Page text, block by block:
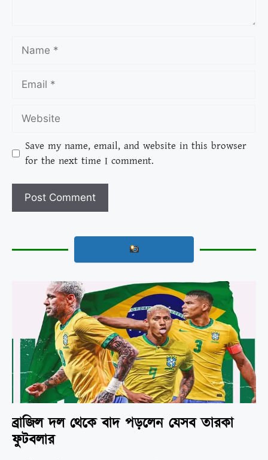
Save my name, email, and website in this browser
for the next time I comment.
ব্রাজিল দল থেকে বাদ পড়লেন যেসব তারকা
ফুটবলার